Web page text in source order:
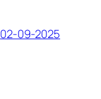
02-09-2025